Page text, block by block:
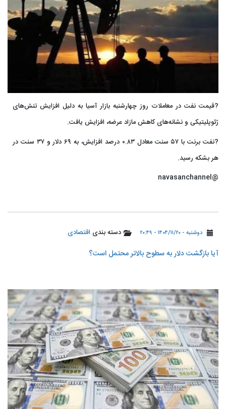
?قیمت نفت در معاملات روز چهارشنبه بازار آسیا به دلیل افزایش تنش‌های
ژئوپلیتیکی و نشانه‌های کاهش مازاد عرضه، افزایش یافت.
?نفت برنت با ۵۷ سنت معادل ۰.۸۳ درصد افزایش، به ۶۹ دلار و ۳۷ سنت در
هر بشکه رسید.
@navasanchannel
دوشنبه - ۱۴۰۴/۱۱/۲۰ - ۲۰:۴۹ دسته بندی اقتصادی
آیا بازگشت دلار به سطوح بالاتر محتمل است؟